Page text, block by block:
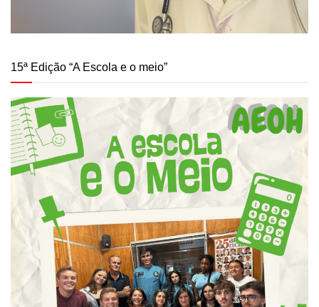
15ª Edição “A Escola e o meio”